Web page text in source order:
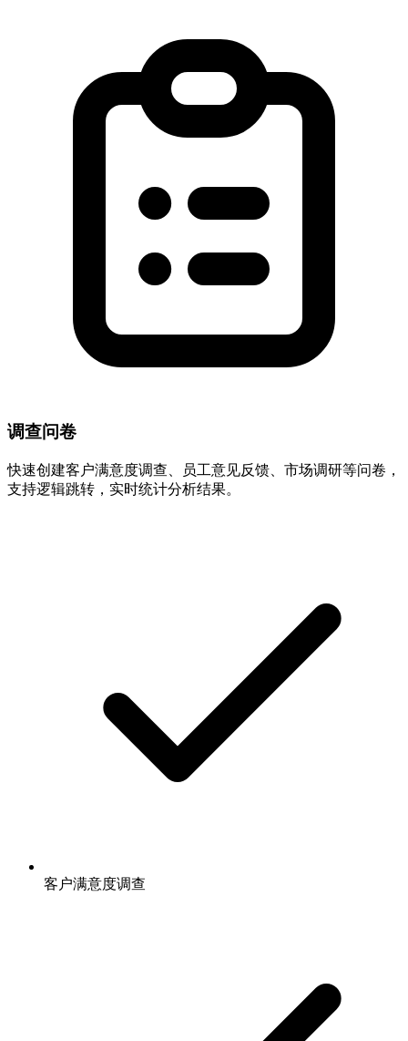
调查问卷
快速创建客户满意度调查、员工意见反馈、市场调研等问卷，
支持逻辑跳转，实时统计分析结果。
客户满意度调查